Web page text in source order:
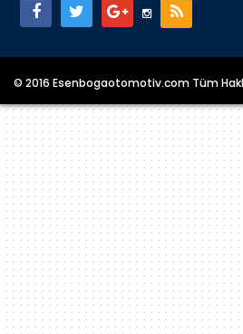
© 2016 Esenbogaotomotiv.com Tüm